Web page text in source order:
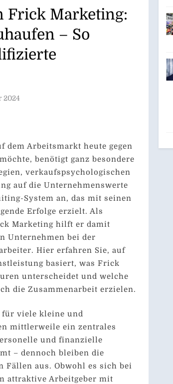
Frick Marketing:
– So
2024
dem Arbeitsmarkt heute gegen
benötigt ganz besondere
verkaufspsychologischen
auf die Unternehmenswerte
System an, das mit seinen
Erfolge erzielt. Als
Marketing hilft er damit
Unternehmen bei der
Hier erfahren Sie, auf
basiert, was Frick
unterscheidet und welche
die Zusammenarbeit erzielen.
viele kleine und
mittlerweile ein zentrales
und finanzielle
– dennoch bleiben die
Fällen aus. Obwohl es sich bei
attraktive Arbeitgeber mit